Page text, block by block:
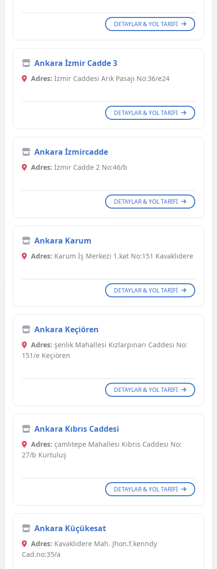
DETAYLAR & YOL TARIFI
Ankara İzmir Cadde 3
Adres: İzmir Caddesi Arık Pasajı No:36/e24
DETAYLAR & YOL TARIFI
Ankara İzmircadde
Adres: İzmir Cadde 2 No:46/b
DETAYLAR & YOL TARIFI
Ankara Karum
Adres: Karum İş Merkezi 1.kat No:151 Kavaklıdere
DETAYLAR & YOL TARIFI
Ankara Keçiören
Adres: şenlik Mahallesi Kızlarpınarı Caddesi No:
151/e Keçiören
DETAYLAR & YOL TARIFI
Ankara Kıbrıs Caddesi
Adres: çamlıtepe Mahallesı Kıbrıs Caddesı No:
27/b Kurtuluş
DETAYLAR & YOL TARIFI
Ankara Küçükesat
Adres: Kavaklıdere Mah. Jhon.f.kenndy
Cad.no:35/a